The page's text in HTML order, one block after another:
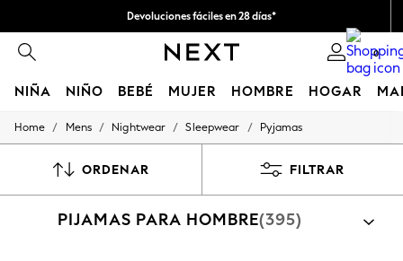
Devoluciones fáciles en 28 días*
Nos hacemos cargo de todos los impuestos 0
NIÑA NIÑO BEBÉ MUJER HOMBRE HOGAR
GIRLS
50 - 92cm (0 - 24 months)
140 - 174cm (10 - 15+ years)
Home / Mens / Nightwear / Sleepwear / Pyjamas
ORDENAR FILTRAR
PIJAMAS PARA HOMBRE(395)